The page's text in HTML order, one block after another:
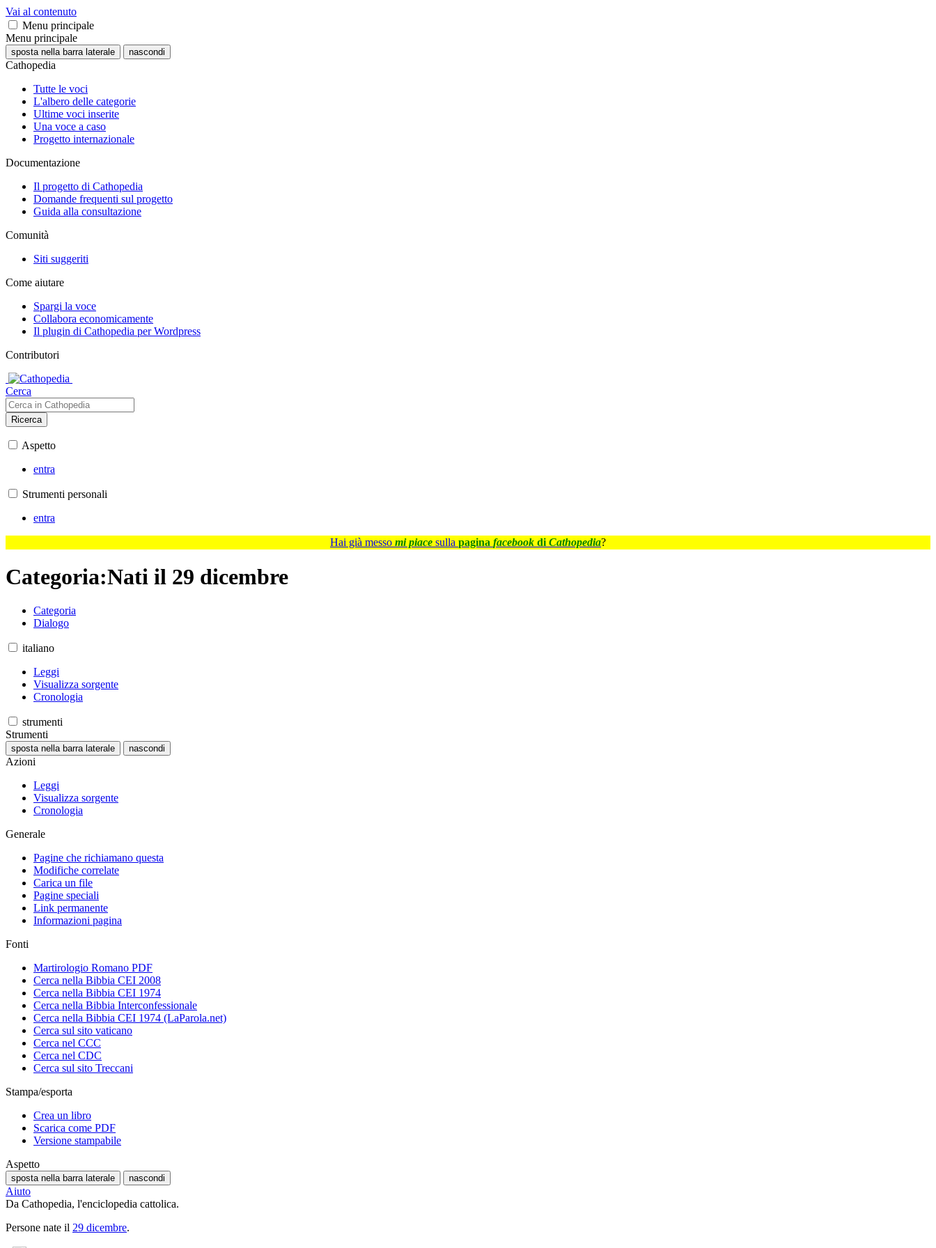
Vai al contenuto
Menu principale
Menu principale
sposta nella barra laterale nascondi
Cathopedia
Tutte le voci
L'albero delle categorie
Ultime voci inserite
Una voce a caso
Progetto internazionale
Documentazione
Il progetto di Cathopedia
Domande frequenti sul progetto
Guida alla consultazione
Comunità
Siti suggeriti
Come aiutare
Spargi la voce
Collabora economicamente
Il plugin di Cathopedia per Wordpress
Contributori
Cerca
Ricerca
Aspetto
entra
Strumenti personali
entra
Hai già messo mi piace sulla pagina facebook di Cathopedia?
Categoria:Nati il 29 dicembre
Categoria
Dialogo
italiano
Leggi
Visualizza sorgente
Cronologia
strumenti
Strumenti
sposta nella barra laterale nascondi
Azioni
Leggi
Visualizza sorgente
Cronologia
Generale
Pagine che richiamano questa
Modifiche correlate
Carica un file
Pagine speciali
Link permanente
Informazioni pagina
Fonti
Martirologio Romano PDF
Cerca nella Bibbia CEI 2008
Cerca nella Bibbia CEI 1974
Cerca nella Bibbia Interconfessionale
Cerca nella Bibbia CEI 1974 (LaParola.net)
Cerca sul sito vaticano
Cerca nel CCC
Cerca nel CDC
Cerca sul sito Treccani
Stampa/esporta
Crea un libro
Scarica come PDF
Versione stampabile
Aspetto
sposta nella barra laterale nascondi
Aiuto
Da Cathopedia, l'enciclopedia cattolica.
Persone nate il 29 dicembre.